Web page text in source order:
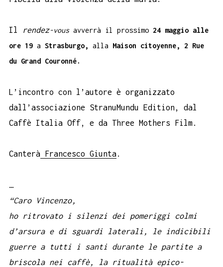
Il rendez-vousavverrà i l prossimo 24 maggio alle
ore 19 a Strasburgo, alla Maison citoyenne, 2 Rue
du Grand Couronné.
L’incontro con l’autore è organizzato
dall’associazione StranuMundu Edition, dal
Caffè Italia Off, e da Three Mothers Film.
Canterà Francesco Giunta.
…
“Caro Vincenzo,
ho ritrovato i silenzi dei pomeriggi colmi
d’arsura e di sguardi laterali, le indicibili
guerre a tutti i santi durante le partite a
briscola nei caffè, la ritualità epico-